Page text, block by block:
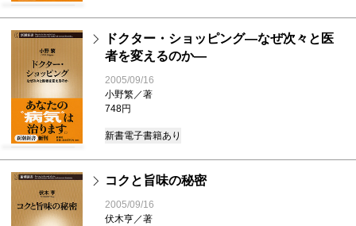
ドクター・ショッピング―なぜ次々と医
者を変えるのか―
2005/09/16
小野繁／著
748円
新書電子書籍あり
コクと旨味の秘密
2005/09/16
伏木亨／著